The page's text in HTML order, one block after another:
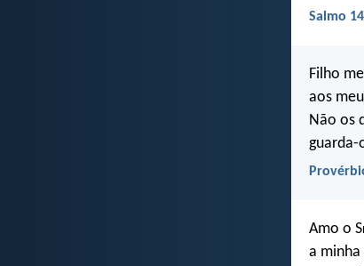
Salmo
Filho
aos
Não os
guarda-
Amo o S
a minha